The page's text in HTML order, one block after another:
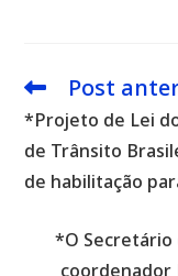
Leia
artigos
Post
*Projeto de Lei
de Trânsito
de habilitação
*O Secretário
coordenador